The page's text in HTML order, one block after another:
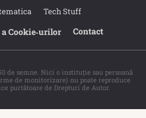
Tech Stuff
Cookie‐urilor Contact
de semne. Nici o instituţie sau persoană
de monitorizare) nu poate reproduce
purtătoare de Drepturi de Autor.